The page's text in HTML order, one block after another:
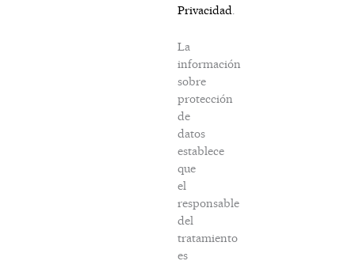
Privacidad
La
información
sobre
protección
de
datos
establece
que
el
responsable
del
tratamiento
es